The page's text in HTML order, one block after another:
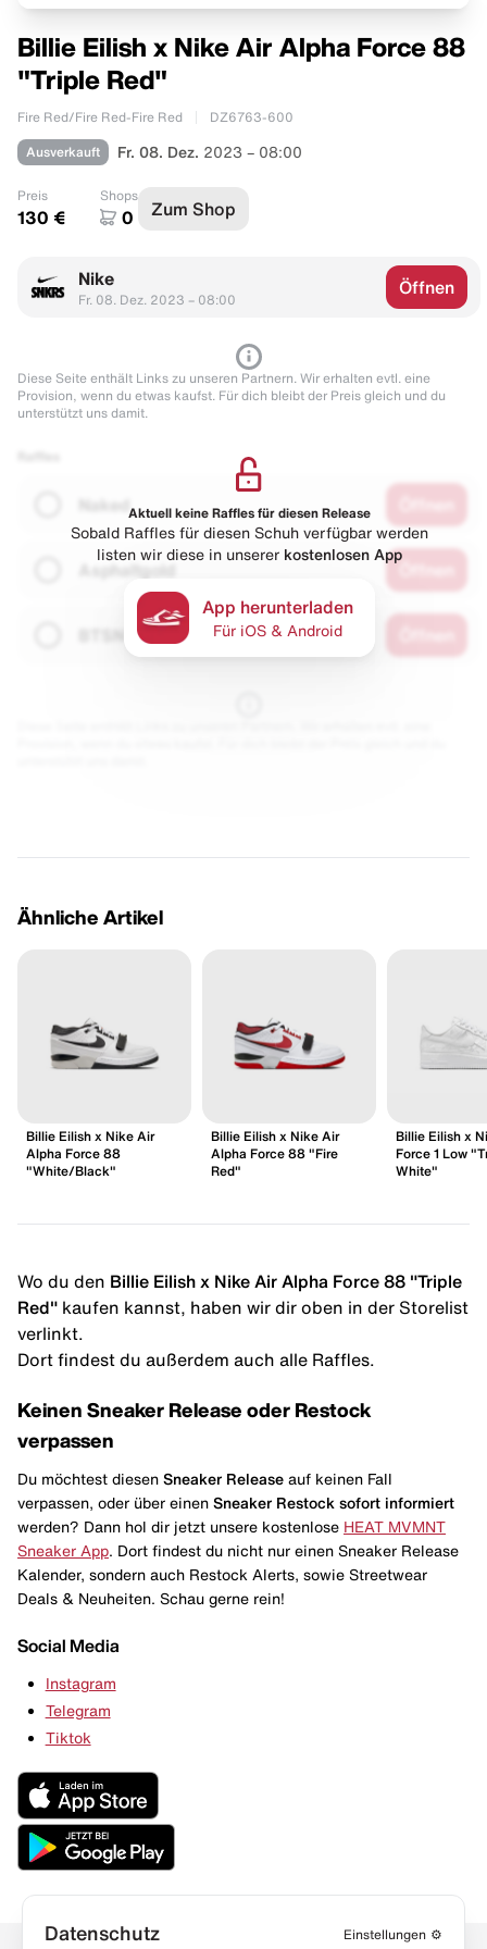
Billie Eilish x Nike Air Alpha Force 88
"Triple Red"
Fire Red/Fire Red-Fire Red DZ6763-600
Ausverkauft Fr. 08. Dez. 2023 – 08:00
Preis
130 €
Shops
0 Zum Shop
Nike
Fr. 08. Dez. 2023 – 08:00
Öffnen
Diese Seite enthält Links zu unseren Partnern. Wir erhalten evtl. eine
Provision, wenn du etwas kaufst. Für dich bleibt der Preis gleich und du
unterstützt uns damit.
Naked
Asphaltgold
Aktuell keine Raffles für diesen Release
Sobald Raffles für diesen Schuh verfügbar werden
listen wir diese in unserer kostenlosen App
App herunterladen
Für iOS & Android
Ähnliche Artikel
Billie Eilish x Nike Air
Alpha Force 88
"White/Black"
Billie Eilish x Nike Air
Alpha Force 88 "Fire
Red"
Billie Eilish x
Force 1 Low
White"
Wo du den Billie Eilish x Nike Air Alpha Force 88 "Triple
Red" kaufen kannst, haben wir dir oben in der Storelist
verlinkt.
Dort findest du außerdem auch alle Raffles.
Keinen Sneaker Release oder Restock
verpassen
Du möchtest diesen Sneaker Release auf keinen Fall
verpassen, oder über einen Sneaker Restock sofort informiert
werden? Dann hol dir jetzt unsere kostenlose HEAT MVMNT
Sneaker App . Dort findest du nicht nur einen Sneaker Release
Kalender, sondern auch Restock Alerts, sowie Streetwear
Deals & Neuheiten. Schau gerne rein!
Social Media
Instagram
Telegram
Tiktok
Datenschutz Einstellungen ⚙️